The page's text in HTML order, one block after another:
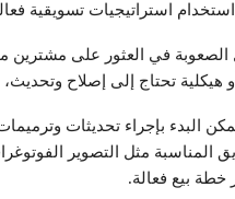
استراتيجيات تسويقية
في العثور على مشترين
هيكلية تحتاج إلى إصلاح
البدء بإجراء تحديثات
المناسبة مثل التصوير
بيع فعالة.